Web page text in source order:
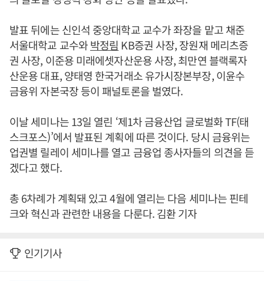
발표 뒤에는 신인석 중앙대학교 교수가 좌장을 맡고 채준
서울대학교 교수와박정림 KB증권 사장, 장원재 메리츠증
권 사장, 이준용 미래에셋자산운용 사장, 최만연 블랙록자
산운용 대표, 양태영 한국거래소 유가시장본부장, 이윤수
금융위 자본국장 등이 패널토론을 벌였다.
이날 세미나는 13일 열린 ‘제1차 금융산업 글로벌화 TF(태
스크포스)’에서 발표된 계획에 따른 것이다. 당시 금융위는
업권별 릴레이 세미나를 열고 금융업 종사자들의 의견을 듣
겠다고 했다.
총 6차례가 계획돼 있고 4월에 열리는 다음 세미나는 핀테
크와 혁신과 관련한 내용을 다룬다. 김환 기자
인기기사